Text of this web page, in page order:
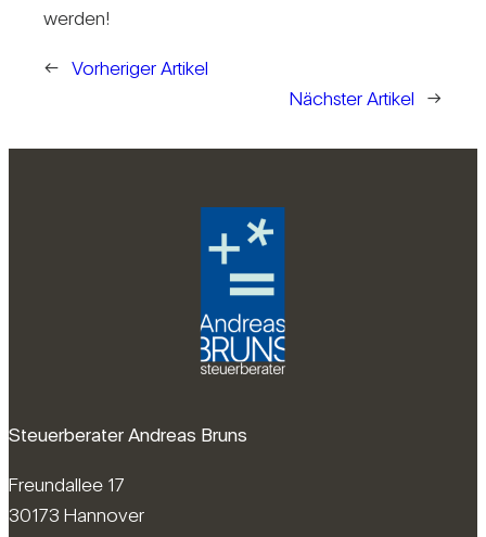
werden!
← Vorheriger Artikel
Nächster Artikel
→
Steuerberater Andreas Bruns
Freundallee 17
30173 Hannover